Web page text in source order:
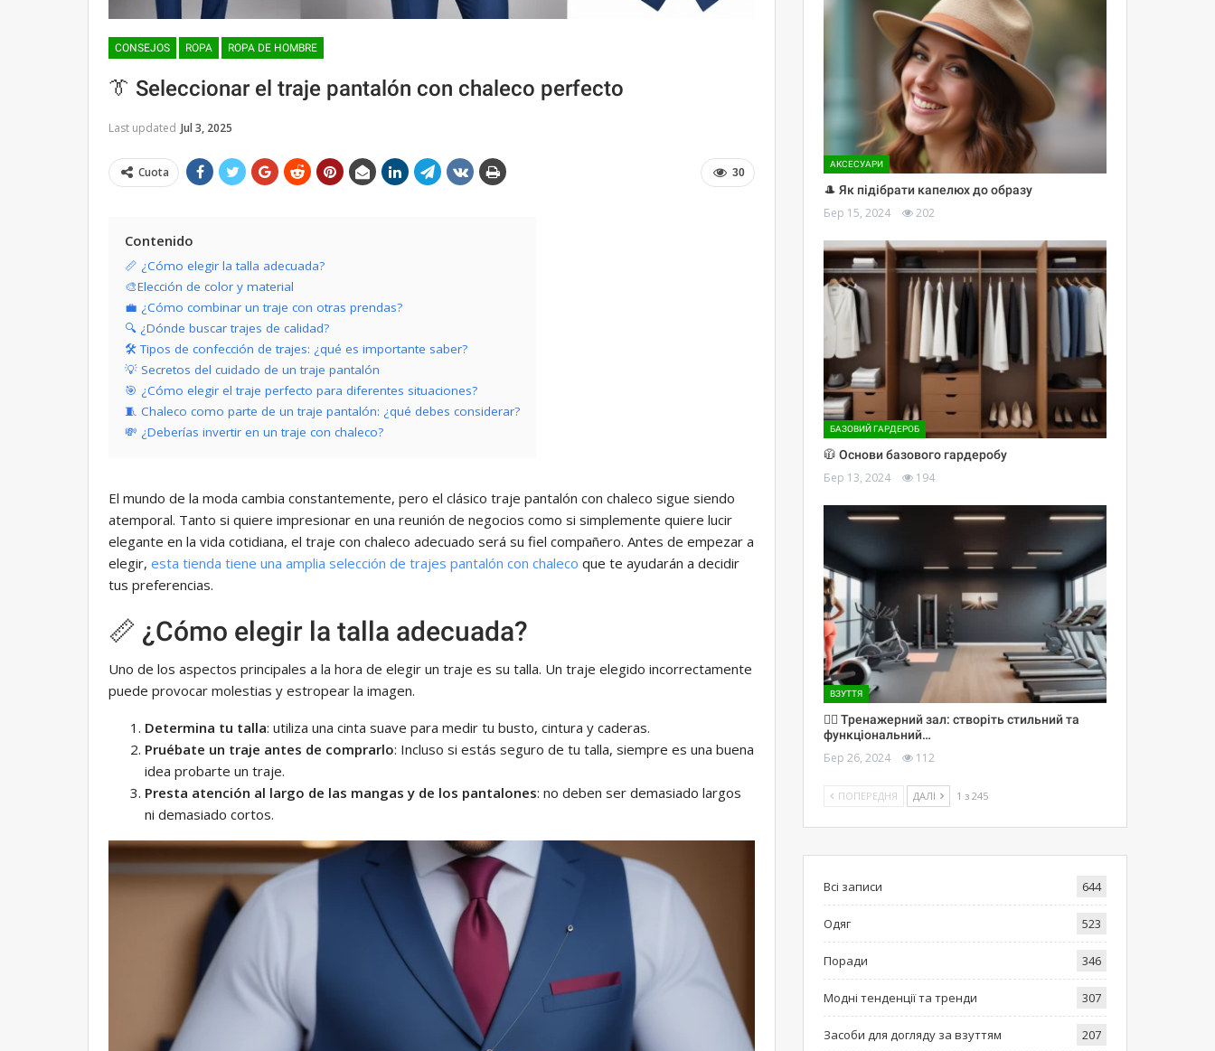
CONSEJOS ROPA ROPA DE HOMBRE
👔 Seleccionar el traje pantalón con chaleco perfecto
Last updated Jul 3, 2025
30
Cuota
Contenido
📏 ¿Cómo elegir la talla adecuada?
🎨Elección de color y material
💼 ¿Cómo combinar un traje con otras prendas?
🔍 ¿Dónde buscar trajes de calidad?
🛠 Tipos de confección de trajes: ¿qué es importante saber?
💡 Secretos del cuidado de un traje pantalón
🎯 ¿Cómo elegir el traje perfecto para diferentes situaciones?
🧵 Chaleco como parte de un traje pantalón: ¿qué debes considerar?
💸 ¿Deberías invertir en un traje con chaleco?
El mundo de la moda cambia constantemente, pero el clásico traje pantalón con chaleco sigue siendo
atemporal. Tanto si quiere impresionar en una reunión de negocios como si simplemente quiere lucir
elegante en la vida cotidiana, el traje con chaleco adecuado será su fiel compañero. Antes de empezar a
elegir, esta tienda tiene una amplia selección de trajes pantalón con chaleco que te ayudarán a decidir
tus preferencias.
📏 ¿Cómo elegir la talla adecuada?
Uno de los aspectos principales a la hora de elegir un traje es su talla. Un traje elegido incorrectamente
puede provocar molestias y estropear la imagen.
Determina tu talla: utiliza una cinta suave para medir tu busto, cintura y caderas.
Pruébate un traje antes de comprarlo: Incluso si estás seguro de tu talla, siempre es una buena
idea probarte un traje.
Presta atención al largo de las mangas y de los pantalones: no deben ser demasiado largos
ni demasiado cortos.
АКСЕСУАРИ
🎩 Як підібрати капелюх до образу
Бер 15, 2024 202
БАЗОВИЙ ГАРДЕРОБ
🧥 Основи базового гардеробу
Бер 13, 2024 194
ВЗУТТЯ
🏋️‍♀️ Тренажерний зал: створіть стильний та
функціональний…
Бер 26, 2024 112
ПОПЕРЕДНЯ ДАЛІ 1 з 245
Всі записи 644
Одяг 523
Поради 346
Модні тенденції та тренди 307
Засоби для догляду за взуттям 207